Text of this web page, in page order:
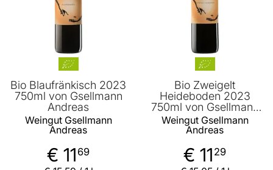
Bio Blaufränkisch 2023
750ml von Gsellmann
Andreas
Weingut Gsellmann
Andreas
€ 11 69
Bio Zweigelt
Heideboden 2023
750ml von Gsellmann
Andreas
Weingut Gsellmann
Andreas
€ 11 29